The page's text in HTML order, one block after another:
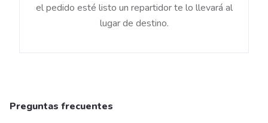
el pedido esté listo un repartidor te lo llevará al
lugar de destino.
Preguntas frecuentes